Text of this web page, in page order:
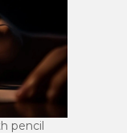
pencil